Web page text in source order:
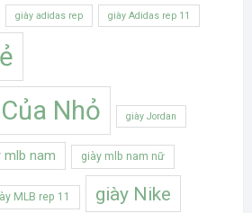
giày adidas rep giày Adidas rep 11
Nhỏ
giày Jordan
mlb nam giày mlb nam nữ
MLB rep 11 giày Nike